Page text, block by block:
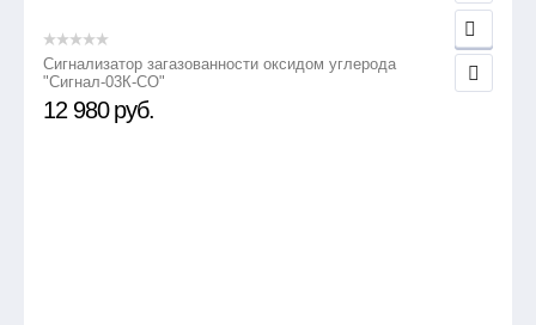
Сигнализатор загазованности оксидом углерода
"Сигнал-03К-СО"
12 980 руб.